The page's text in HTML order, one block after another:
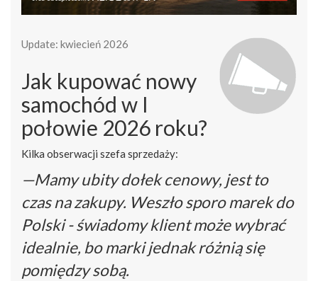
Update: kwiecień 2026
Jak kupować nowy
samochód w I
połowie 2026 roku?
Kilka obserwacji szefa sprzedaży:
—Mamy ubity dołek cenowy, jest to
czas na zakupy. Weszło sporo marek do
Polski - świadomy klient może wybrać
idealnie, bo marki jednak różnią się
pomiędzy sobą.